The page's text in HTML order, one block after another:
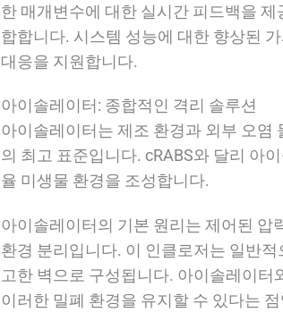
한 매개변수에 대한 실시간 피드백을
합합니다. 시스템 성능에 대한 향상된
대응을 지원합니다.
아이솔레이터: 종합적인 격리 솔루션
아이솔레이터는 제조 환경과 외부 오염
의 최고 표준입니다. cRABS와 달리 아
율 미생물 환경을 조성합니다.
아이솔레이터의 기본 원리는 제어된
환경 분리입니다. 이 인클로저는 일반
고한 벽으로 구성됩니다. 아이솔레이터
이러한 밀폐 환경을 유지할 수 있다는